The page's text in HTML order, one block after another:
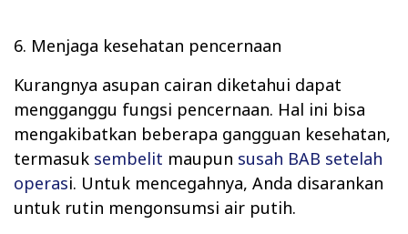
6. Menjaga kesehatan pencernaan
Kurangnya asupan cairan diketahui dapat
mengganggu fungsi pencernaan. Hal ini bisa
mengakibatkan beberapa gangguan kesehatan,
termasuk sembelit maupun susah BAB setelah
operasi. Untuk mencegahnya, Anda disarankan
untuk rutin mengonsumsi air putih.